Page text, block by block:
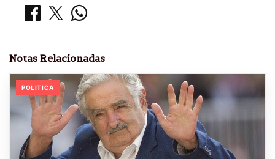
Notas Relacionadas
POLITICA